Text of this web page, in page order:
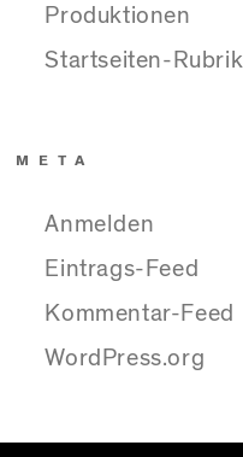
Produktionen
Startseiten-Rubrik
META
Anmelden
Eintrags-Feed
Kommentar-Feed
WordPress.org